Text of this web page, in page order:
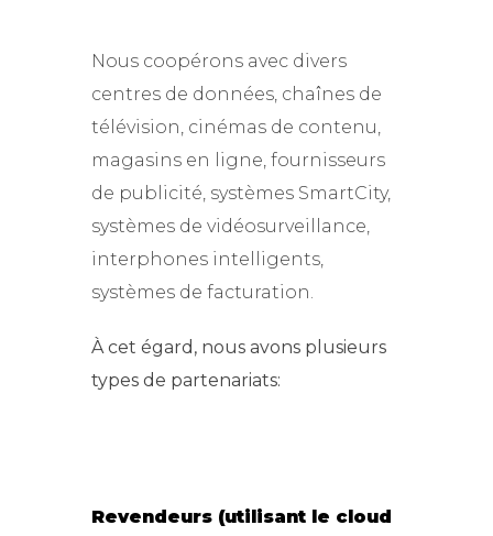
Nous coopérons avec divers
centres de données, chaînes de
télévision, cinémas de contenu,
magasins en ligne, fournisseurs
de publicité, systèmes SmartCity,
systèmes de vidéosurveillance,
interphones intelligents,
systèmes de facturation.
À cet égard, nous avons plusieurs
types de partenariats:
Revendeurs (utilisant le cloud